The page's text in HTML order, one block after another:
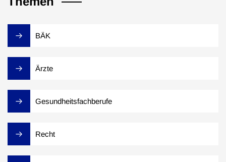
BÄK
Ärzte
Gesundheitsfachberufe
Recht